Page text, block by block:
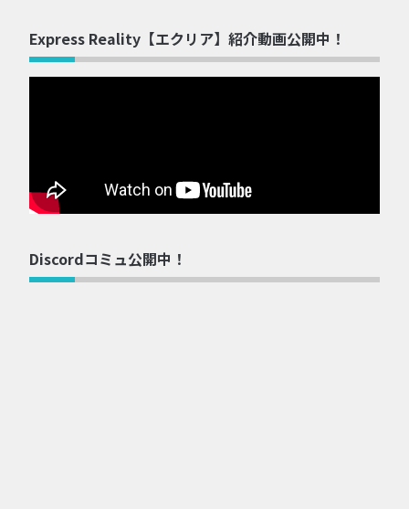
Express Reality【エクリア】紹介動画公開中！
Discordコミュ公開中！